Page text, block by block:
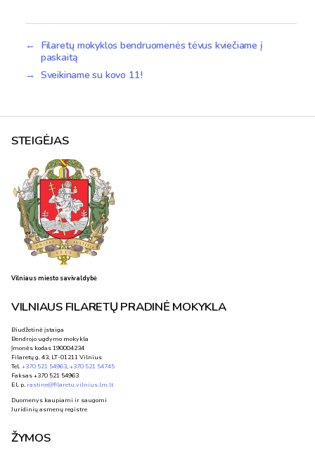
← Filaretų mokyklos bendruomenės tėvus kviečiame į
paskaitą
→ Sveikiname su kovo 11!
STEIGĖJAS
Vilniaus miesto savivaldybė
VILNIAUS FILARETŲ PRADINĖ MOKYKLA
Biudžetinė įstaiga
Bendrojo ugdymo mokykla
Įmonės kodas 190004234
Filaretų g. 43, LT-01211 Vilnius
Tel.+370 521 54963,+370 521 54745
Faksas +370 521 54963
El. p. rastine@filaretu.vilnius.lm.lt
Duomenys kaupiami ir saugomi
Juridinių asmenų registre
ŽYMOS